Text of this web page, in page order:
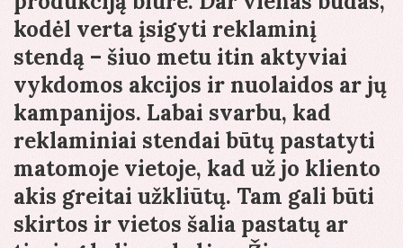
kodėl verta įsigyti reklaminį
stendą – šiuo metu itin aktyviai
vykdomos akcijos ir nuolaidos ar jų
kampanijos. Labai svarbu, kad
reklaminiai stendai būtų pastatyti
matomoje vietoje, kad už jo kliento
akis greitai užkliūtų. Tam gali būti
skirtos ir vietos šalia pastatų ar